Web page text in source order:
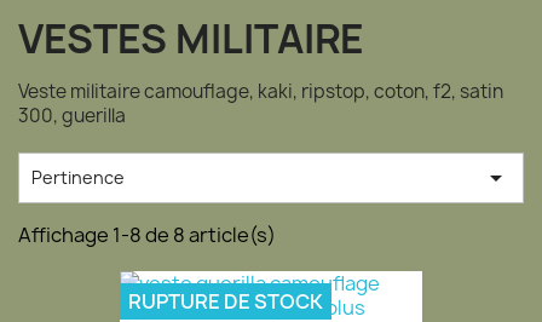
VESTES MILITAIRE
Veste militaire camouflage, kaki, ripstop, coton, f2, satin
300, guerilla
Pertinence 
Affichage 1-8 de 8 article(s)
RUPTURE DE STOCK